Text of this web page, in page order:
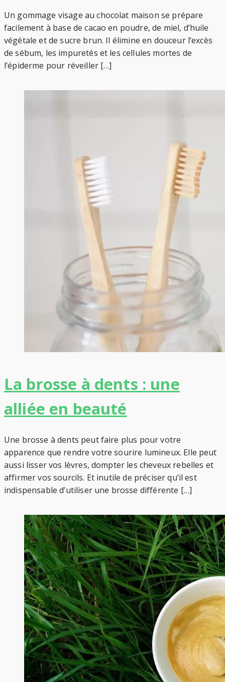
Un gommage visage au chocolat maison se prépare
facilement à base de cacao en poudre, de miel, d’huile
végétale et de sucre brun. Il élimine en douceur l’excès
de sébum, les impuretés et les cellules mortes de
l’épiderme pour réveiller […]
La brosse à dents : une
alliée en beauté
Une brosse à dents peut faire plus pour votre
apparence que rendre votre sourire lumineux. Elle peut
aussi lisser vos lèvres, dompter les cheveux rebelles et
affirmer vos sourcils. Et inutile de préciser qu’il est
indispensable d’utiliser une brosse différente […]